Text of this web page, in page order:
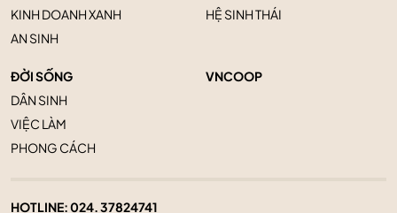
KINH DOANH XANH
AN SINH
HỆ SINH THÁI
ĐỜI SỐNG
DÂN SINH
VIỆC LÀM
PHONG CÁCH
VNCOOP
HOTLINE:024. 37824741